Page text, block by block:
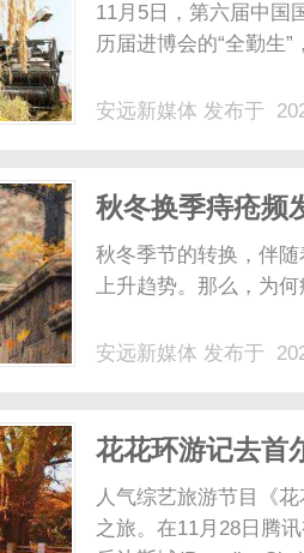
11月5日，第六届中国
历届进博会的“全勤生
安远新媒体 发布于
秋冬换季痔疮频
秋冬季节的转换，伴
上升趋势。那么，为
安远新媒体 发布于
花花环游记去首
身即地狱》同款
人气综艺旅游节目《
之旅。在11月28日腾